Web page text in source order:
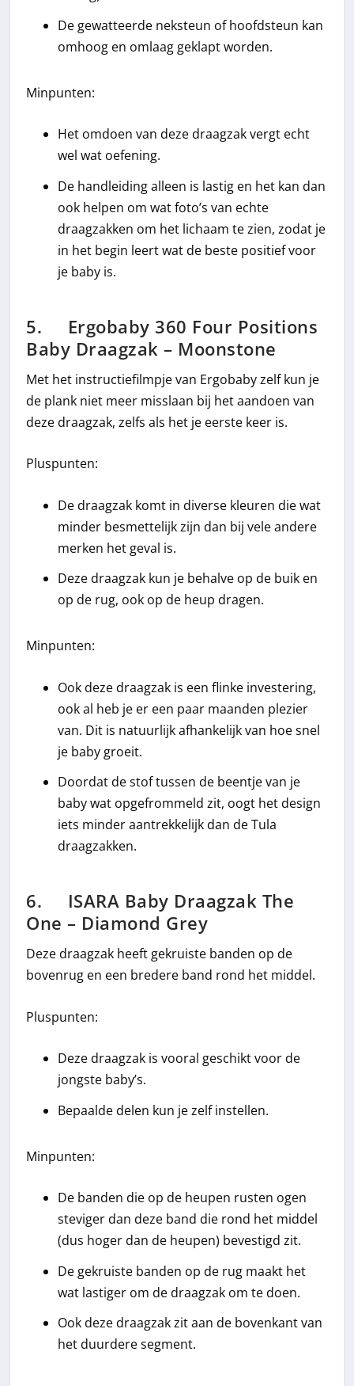
De gewatteerde neksteun of hoofdsteun kan
omhoog en omlaag geklapt worden.
Minpunten:
Het omdoen van deze draagzak vergt echt
wel wat oefening.
De handleiding alleen is lastig en het kan dan
ook helpen om wat foto’s van echte
draagzakken om het lichaam te zien, zodat je
in het begin leert wat de beste positief voor
je baby is.
5. Ergobaby 360 Four Positions
Baby Draagzak – Moonstone
Met het instructiefilmpje van Ergobaby zelf kun je
de plank niet meer misslaan bij het aandoen van
deze draagzak, zelfs als het je eerste keer is.
Pluspunten:
De draagzak komt in diverse kleuren die wat
minder besmettelijk zijn dan bij vele andere
merken het geval is.
Deze draagzak kun je behalve op de buik en
op de rug, ook op de heup dragen.
Minpunten:
Ook deze draagzak is een flinke investering,
ook al heb je er een paar maanden plezier
van. Dit is natuurlijk afhankelijk van hoe snel
je baby groeit.
Doordat de stof tussen de beentje van je
baby wat opgefrommeld zit, oogt het design
iets minder aantrekkelijk dan de Tula
draagzakken.
6. ISARA Baby Draagzak The
One – Diamond Grey
Deze draagzak heeft gekruiste banden op de
bovenrug en een bredere band rond het middel.
Pluspunten:
Deze draagzak is vooral geschikt voor de
jongste baby’s.
Bepaalde delen kun je zelf instellen.
Minpunten:
De banden die op de heupen rusten ogen
steviger dan deze band die rond het middel
(dus hoger dan de heupen) bevestigd zit.
De gekruiste banden op de rug maakt het
wat lastiger om de draagzak om te doen.
Ook deze draagzak zit aan de bovenkant van
het duurdere segment.